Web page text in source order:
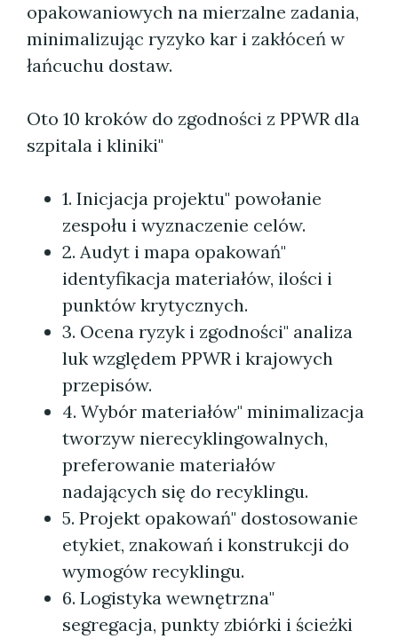
opakowaniowych na mierzalne zadania,
minimalizując ryzyko kar i zakłóceń w
łańcuchu dostaw.
Oto 10 kroków do zgodności z PPWR dla
szpitala i kliniki"
1. Inicjacja projektu" powołanie
zespołu i wyznaczenie celów.
2. Audyt i mapa opakowań"
identyfikacja materiałów, ilości i
punktów krytycznych.
3. Ocena ryzyk i zgodności" analiza
luk względem PPWR i krajowych
przepisów.
4. Wybór materiałów" minimalizacja
tworzyw nierecyklingowalnych,
preferowanie materiałów
nadających się do recyklingu.
5. Projekt opakowań" dostosowanie
etykiet, znakowań i konstrukcji do
wymogów recyklingu.
6. Logistyka wewnętrzna"
segregacja, punkty zbiórki i ścieżki